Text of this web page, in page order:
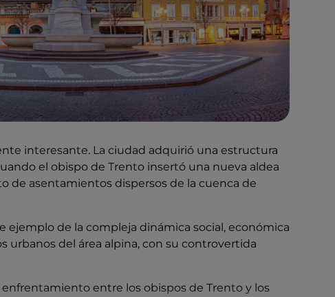
interesante. La ciudad adquirió una estructura
el obispo de Trento insertó una nueva aldea
de asentamientos dispersos de la cuenca de
ejemplo de la compleja dinámica social, económica
urbanos del área alpina, con su controvertida
entre los obispos de Trento y los